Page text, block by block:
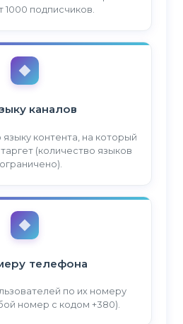
1000 подписчиков.
каналов
контента, на который
(количество языков
телефона
по их номеру
номер с кодом +380).